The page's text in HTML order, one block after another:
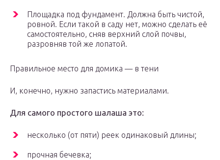
Площадка под фундамент. Должна быть чистой,
ровной. Если такой в саду нет, можно сделать её
самостоятельно, сняв верхний слой почвы,
разровняв той же лопатой.
Правильное место для домика — в тени
И, конечно, нужно запастись материалами.
Для самого простого шалаша это:
несколько (от пяти) реек одинаковый длины;
прочная бечевка;